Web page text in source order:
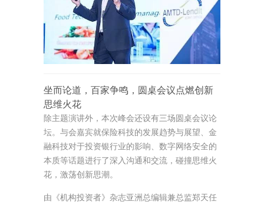
坐而论道，百家争鸣，圆桌会议点燃创新
思维火花
除主题演讲外，本次峰会还设有三场圆桌会议论
坛。与会嘉宾就保险科技的发展趋势与展望、金
融科技对于投资银行业的影响、数字网络安全的
本质等话题进行了深入沟通和交流，碰撞思维火
花，激荡创新思潮。
由《机构投资者》杂志亚洲总编辑兼总监郑天任